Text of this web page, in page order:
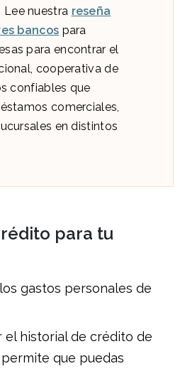
Lee nuestra reseña
bancos para
para encontrar el
cooperativa de
confiables que
comerciales,
en distintos
para tu
gastos personales de
el historial de crédito de
que puedas